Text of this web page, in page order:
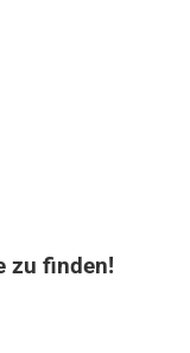
zu finden!